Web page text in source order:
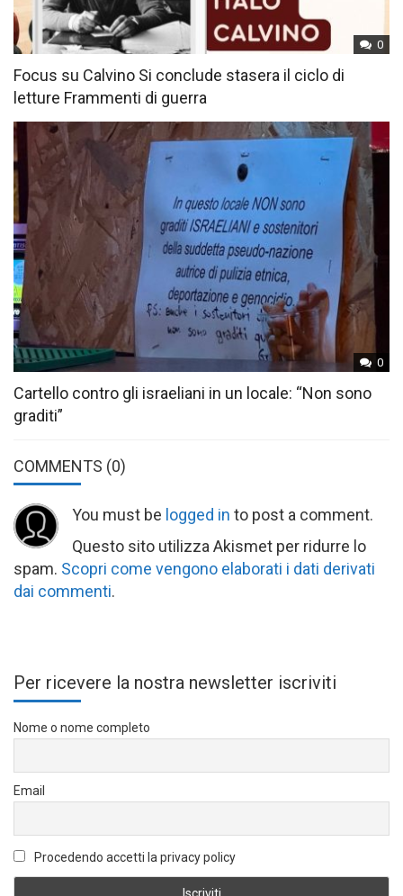
0
Focus su Calvino Si conclude stasera il ciclo di
letture Frammenti di guerra
0
Cartello contro gli israeliani in un locale: “Non sono
graditi”
COMMENTS (0)
You must be logged in to post a comment.
Questo sito utilizza Akismet per ridurre lo
spam. Scopri come vengono elaborati i dati derivati
dai commenti.
Per ricevere la nostra newsletter iscriviti
Nome o nome completo
Email
Procedendo accetti la privacy policy